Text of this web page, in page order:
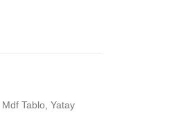
Mdf Tablo Yatay